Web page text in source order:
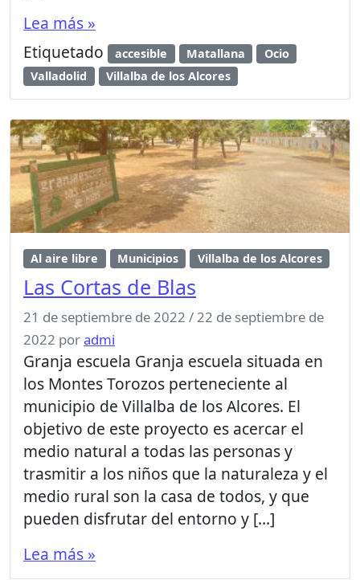
Lea más »
Etiquetado
accesible Matallana
Ocio
Valladolid
Villalba de los Alcores
Al aire libre Municipios Villalba de los Alcores
Las Cortas de Blas
21 de septiembre de 2022 /22 de septiembre de
2022 poradmi
Granja escuela Granja escuela situada en
los Montes Torozos perteneciente al
municipio de Villalba de los Alcores. El
objetivo de este proyecto es acercar el
medio natural a todas las personas y
trasmitir a los niños que la naturaleza y el
medio rural son la casa de todos, y que
pueden disfrutar del entorno y […]
Lea más »